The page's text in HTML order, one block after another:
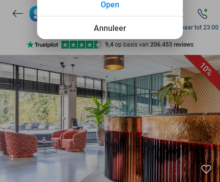
7 dagen per week beschikbaar
10+ miljoen leden
9,4 op basis van 206.453 reviews
Ontdek 15.000+ deals
7 dagen per week beschikbaar
10+ miljoen leden
Bereikbaar tot 23:00
10%
favorite_border
Annuleer
Open